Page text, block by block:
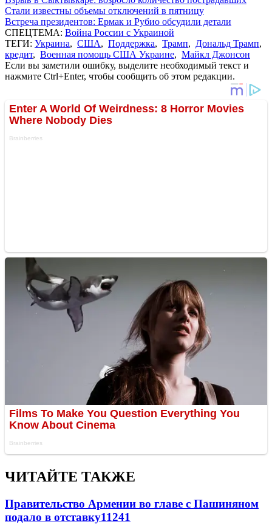
Стали известны объемы отключений в пятницу
Встреча президентов: Ермак и Рубио обсудили детали
СПЕЦТЕМА: Война России с Украиной
ТЕГИ: Украина, США, Поддержка, Трамп, Дональд Трамп,
кредит, Военная помощь США Украине, Майкл Джонсон
Если вы заметили ошибку, выделите необходимый текст и
нажмите Ctrl+Enter, чтобы сообщить об этом редакции.
ЧИТАЙТЕ ТАКЖЕ
Правительство Армении во главе с Пашиняном
подало в отставку11241